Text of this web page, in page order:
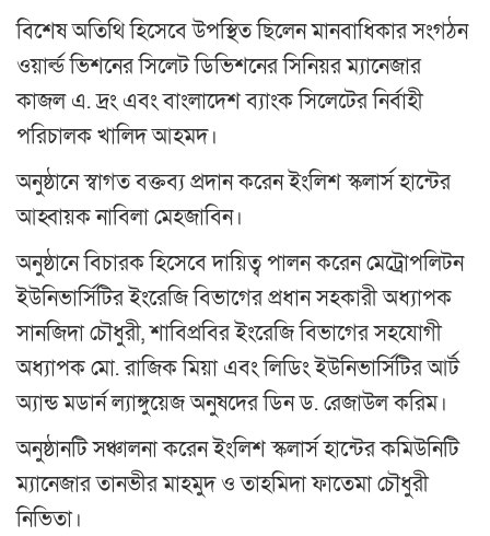
বিশেষ অতিথি হিসেবে উপস্থিত ছিলেন মানবাধিকার সংগঠন
ওয়ার্ল্ড ভিশনের সিলেট ডিভিশনের সিনিয়র ম্যানেজার
কাজল এ. দ্রং এবং বাংলাদেশ ব্যাংক সিলেটের নির্বাহী
পরিচালক খালিদ আহমদ।
অনুষ্ঠানে স্বাগত বক্তব্য প্রদান করেন ইংলিশ স্কলার্স হান্টের
আহ্বায়ক নাবিলা মেহজাবিন।
অনুষ্ঠানে বিচারক হিসেবে দায়িত্ব পালন করেন মেট্রোপলিটন
ইউনিভার্সিটির ইংরেজি বিভাগের প্রধান সহকারী অধ্যাপক
সানজিদা চৌধুরী, শাবিপ্রবির ইংরেজি বিভাগের সহযোগী
অধ্যাপক মো. রাজিক মিয়া এবং লিডিং ইউনিভার্সিটির আর্ট
অ্যান্ড মডার্ন ল্যাঙ্গুয়েজ অনুষদের ডিন ড. রেজাউল করিম।
অনুষ্ঠানটি সঞ্চালনা করেন ইংলিশ স্কলার্স হান্টের কমিউনিটি
ম্যানেজার তানভীর মাহমুদ ও তাহমিদা ফাতেমা চৌধুরী
নিভিতা।